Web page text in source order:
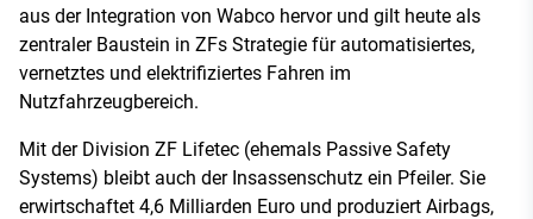
aus der Integration von Wabco hervor und gilt heute als
zentraler Baustein in ZFs Strategie für automatisiertes,
vernetztes und elektrifiziertes Fahren im
Nutzfahrzeugbereich.
Mit der Division ZF Lifetec (ehemals Passive Safety
Systems) bleibt auch der Insassenschutz ein Pfeiler. Sie
erwirtschaftet 4,6 Milliarden Euro und produziert Airbags,